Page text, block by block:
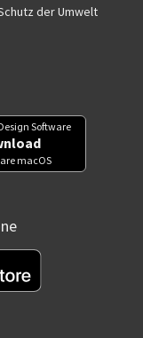
der Umwelt
Software
macOS